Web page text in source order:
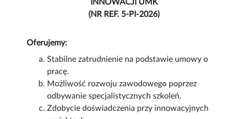
INNOWACJI UMK
(NR REF. 5-PI-2026)
Oferujemy:
Stabilne zatrudnienie na podstawie umowy o
pracę.
Możliwość rozwoju zawodowego poprzez
odbywanie specjalistycznych szkoleń.
Zdobycie doświadczenia przy innowacyjnych